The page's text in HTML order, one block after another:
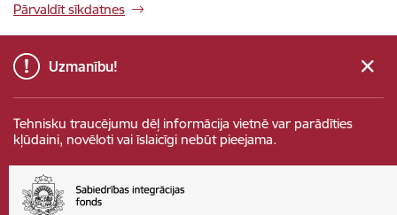
Pārvaldīt sīkdatnes
Uzmanību!
Tehnisku traucējumu dēļ informācija vietnē var parādīties
kļūdaini, novēloti vai īslaicīgi nebūt pieejama.